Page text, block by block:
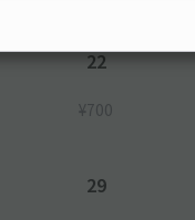
22
¥700
29